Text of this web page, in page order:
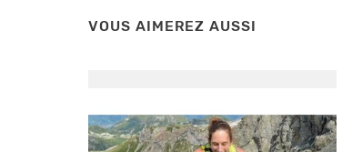
VOUS AIMEREZ AUSSI